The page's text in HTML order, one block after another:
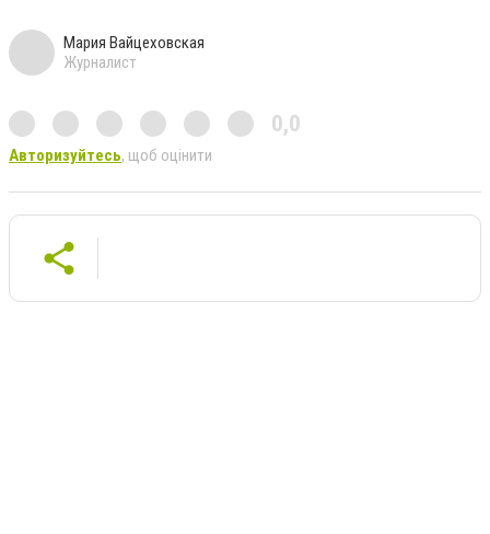
Мария Вайцеховская
Журналист
0,0
Авторизуйтесь, щоб оцінити